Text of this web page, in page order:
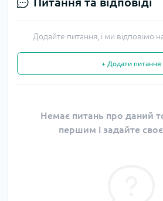
Додайте питання, і ми відповімо
+ Додати питання
Немає питань про даний
першим і задайте